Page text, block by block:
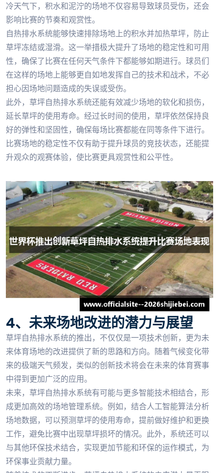
冷天气下，积水和泥泞的场地不仅容易导致球员受伤，还会
影响比赛的节奏和观赏性。
自热排水系统能够快速排除场地上的积水并加热草坪，防止
草坪冻结或湿滑。这一举措极大提升了场地的稳定性和可用
性，确保了比赛在任何天气条件下都能够如期进行。球员们
在这样的场地上能够更自如地发挥自己的技术和战术，不必
担心因场地问题造成的失误或受伤。
此外，草坪自热排水系统还能有效减少场地的软化和损伤，
延长草坪的使用寿命。经过长时间的使用，草坪依然保持良
好的弹性和坚固性，确保每场比赛都能在同等条件下进行。
比赛场地的稳定性不仅有助于提升球员的竞技状态，还能提
升观众的观赛体验，使比赛更具观赏性和公平性。
4、未来场地改进的潜力与展望
草坪自热排水系统的推出，不仅仅是一项技术创新，更为未
来体育场地的改进提供了新的思路和方向。随着气候变化带
来的极端天气频发，类似的创新技术将会在未来的体育赛事
中得到更加广泛的应用。
未来，草坪自热排水系统有可能与更多智能技术相结合，形
成更加高效的场地管理系统。例如，结合人工智能算法分析
场地数据，可以预测草坪的使用寿命，提前做好维护和更换
工作，避免比赛中出现草坪损坏的情况。此外，系统还可以
与其他环保技术结合，实现更加节能和环保的运作模式，为
环保事业贡献力量。